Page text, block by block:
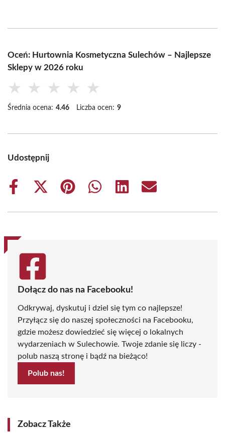
Oceń: Hurtownia Kosmetyczna Sulechów – Najlepsze
Sklepy w 2026 roku
★ ★ ★ ★ ★
Średnia ocena: 4.46 Liczba ocen: 9
Udostępnij
Share
Share
(Twitter)
Share
Share
Share
Share
Dołącz do nas na Facebooku!
Odkrywaj, dyskutuj i dziel się tym co najlepsze!
Przyłącz się do naszej społeczności na Facebooku,
gdzie możesz dowiedzieć się więcej o lokalnych
wydarzeniach w Sulechowie. Twoje zdanie się liczy -
polub naszą stronę i bądź na bieżąco!
Polub nas!
Zobacz Także